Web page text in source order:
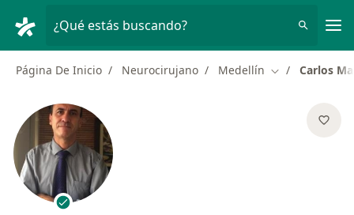
¿Qué estás buscando?
Página De Inicio Neurocirujano Medellín Cambiar de
Carlos